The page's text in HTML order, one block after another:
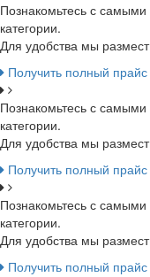
Познакомьтесь с
категории.
Для удобства мы
Получить полный прайс
Познакомьтесь с
категории.
Для удобства мы
Получить полный прайс
Познакомьтесь с
категории.
Для удобства мы
Получить полный прайс